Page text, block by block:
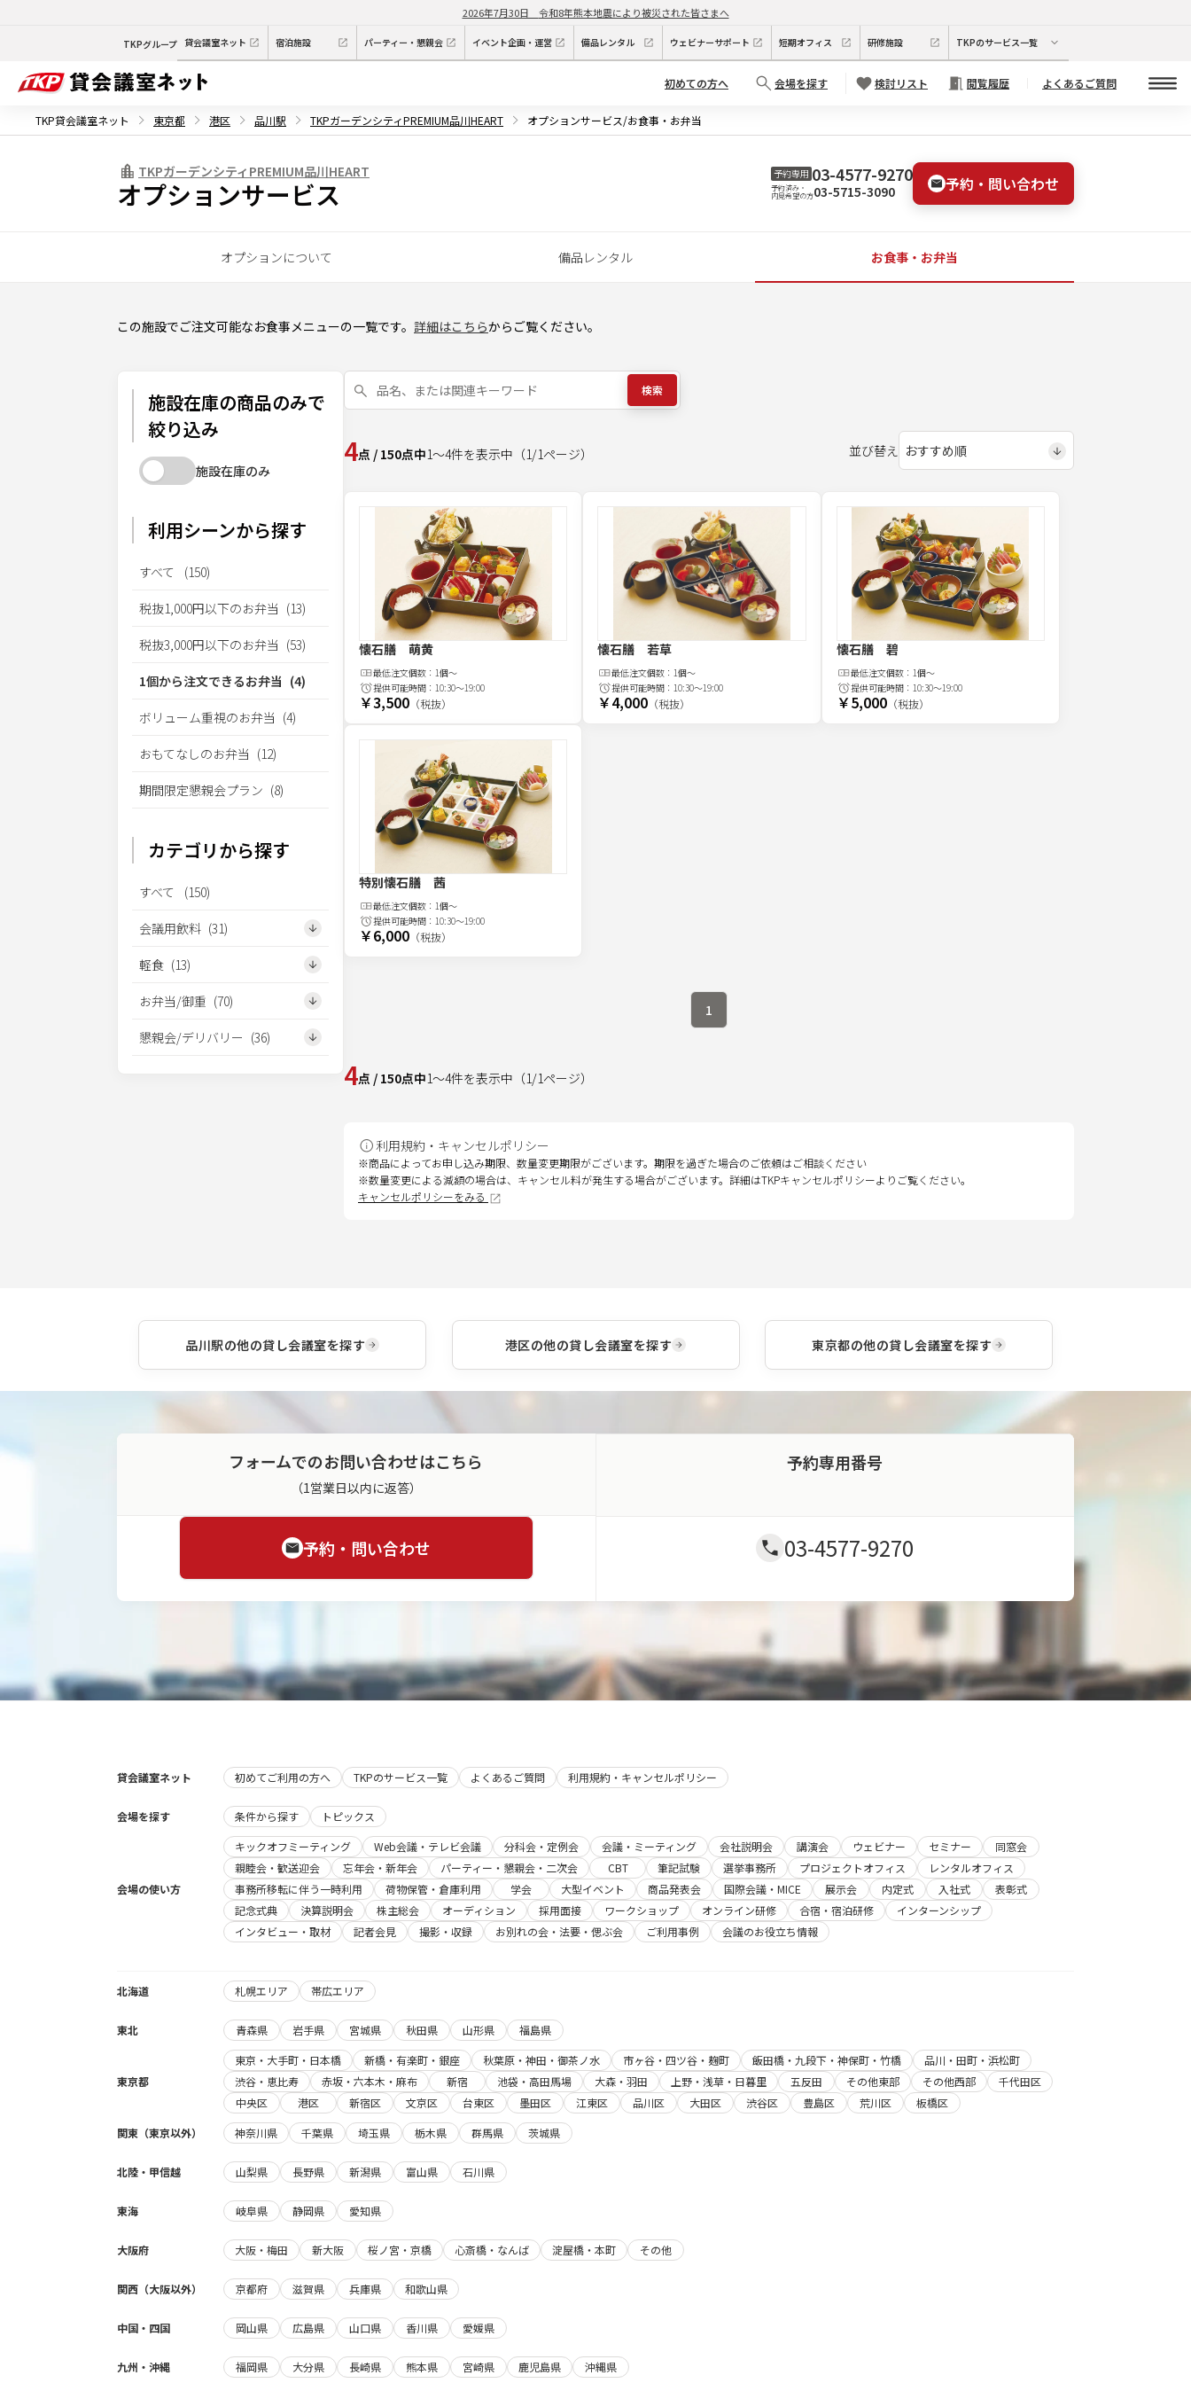
2026年7月30日 令和8年熊本地震により被災された皆さまへ
TKPグループ 貸会議室ネット 宿泊施設 パーティー・懇親会 イベント企画・運営 備品レンタル ウェビナーサポート 短期オフィス 研修施設 TKPのサービス一覧
初めての方へ 会場を探す 検討リスト 閲覧履歴 よくあるご質問
TKP貸会議室ネット 東京都 港区 品川駅 TKPガーデンシティPREMIUM品川HEART オプションサービス/お食事・お弁当
TKPガーデンシティPREMIUM品川HEART
オプションサービス
予約専用 03-4577-9270
予約済み・
内見希望の方03-5715-3090 予約・問い合わせ
オプションについて 備品レンタル お食事・お弁当
この施設でご注文可能なお食事メニューの一覧です。 詳細はこちらからご覧ください。
施設在庫の商品のみで
絞り込み
施設在庫のみ
利用シーンから探す
すべて (150)
税抜1,000円以下のお弁当 (13)
税抜3,000円以下のお弁当 (53)
1個から注文できるお弁当 (4)
ボリューム重視のお弁当 (4)
おもてなしのお弁当 (12)
期間限定懇親会プラン (8)
カテゴリから探す
すべて (150)
会議用飲料 (31)
軽食 (13)
お弁当/御重 (70)
懇親会/デリバリー (36)
検索
4点 / 150点中1～4件を表示中 （1/1ページ） 並び替え
懐石膳 萌黄
最低注文個数： 1個～
提供可能時間： 10:30～19:00
￥3,500 （税抜）
懐石膳 若草
最低注文個数：1個～
提供可能時間：10:30～19:00
￥4,000 （税抜）
懐石膳 碧
最低注文個数： 1個～
提供可能時間： 10:30～19:00
￥5,000（税抜）
特別懐石膳 茜
最低注文個数： 1個～
提供可能時間： 10:30～19:00
￥6,000 （税抜）
1
4点 / 150点中1～4件を表示中 （1/1ページ）
利用規約・キャンセルポリシー
※商品によってお申し込み期限、数量変更期限がございます。期限を過ぎた場合のご依頼はご相談ください
※数量変更による減額の場合は、キャンセル料が発生する場合がございます。詳細はTKPキャンセルポリシーよりご覧ください。
キャンセルポリシーをみる
品川駅の他の貸し会議室を探す 港区の他の貸し会議室を探す 東京都の他の貸し会議室を探す
フォームでのお問い合わせはこちら
（1営業日以内に返答）
予約・問い合わせ
予約専用番号
03-4577-9270
貸会議室ネット 初めてご利用の方へ TKPのサービス一覧 よくあるご質問 利用規約・キャンセルポリシー
会場を探す 条件から探す トピックス
会場の使い方
キックオフミーティング Web会議・テレビ会議 分科会・定例会 会議・ミーティング 会社説明会 講演会 ウェビナー セミナー
同窓会
親睦会・歓送迎会
忘年会・新年会 パーティー・懇親会・二次会 CBT 筆記試験 選挙事務所 プロジェクトオフィス
レンタルオフィス
事務所移転に伴う一時利用
荷物保管・倉庫利用 学会 大型イベント 商品発表会 国際会議・MICE 展示会 内定式 入社式
表彰式
記念式典
決算説明会 株主総会 オーディション 採用面接 ワークショップ オンライン研修 合宿・宿泊研修
インターンシップ
インタビュー・取材
記者会見 撮影・収録 お別れの会・法要・偲ぶ会 ご利用事例 会議のお役立ち情報
北海道 札幌エリア 帯広エリア
東北 青森県 岩手県 宮城県 秋田県 山形県 福島県
東京都
東京・大手町・日本橋 新橋・有楽町・銀座 秋葉原・神田・御茶ノ水 市ヶ谷・四ツ谷・麹町 飯田橋・九段下・神保町・竹橋
品川・田町・浜松町
渋谷・恵比寿
赤坂・六本木・麻布 新宿 池袋・高田馬場 大森・羽田 上野・浅草・日暮里 五反田 その他東部 その他西部
千代田区
中央区
港区 新宿区 文京区 台東区 墨田区 江東区 品川区 大田区 渋谷区 豊島区 荒川区
板橋区
関東（東京以外）
神奈川県 千葉県 埼玉県 栃木県 群馬県 茨城県
北陸・甲信越 山梨県 長野県 新潟県 富山県 石川県
東海 岐阜県 静岡県 愛知県
大阪府 大阪・梅田 新大阪 桜ノ宮・京橋 心斎橋・なんば 淀屋橋・本町 その他
関西（大阪以外） 京都府 滋賀県 兵庫県 和歌山県
中国・四国 岡山県 広島県 山口県 香川県 愛媛県
九州・沖縄 福岡県 大分県 長崎県 熊本県 宮崎県 鹿児島県 沖縄県